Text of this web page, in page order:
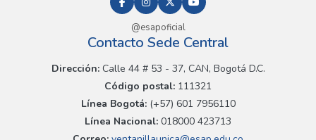
@esapoficial
Contacto Sede Central
Dirección:Calle 44 # 53 - 37, CAN, Bogotá D.C.
Código postal: 111321
Línea Bogotá:(+57) 601 7956110
Línea Nacional: 018000 423713